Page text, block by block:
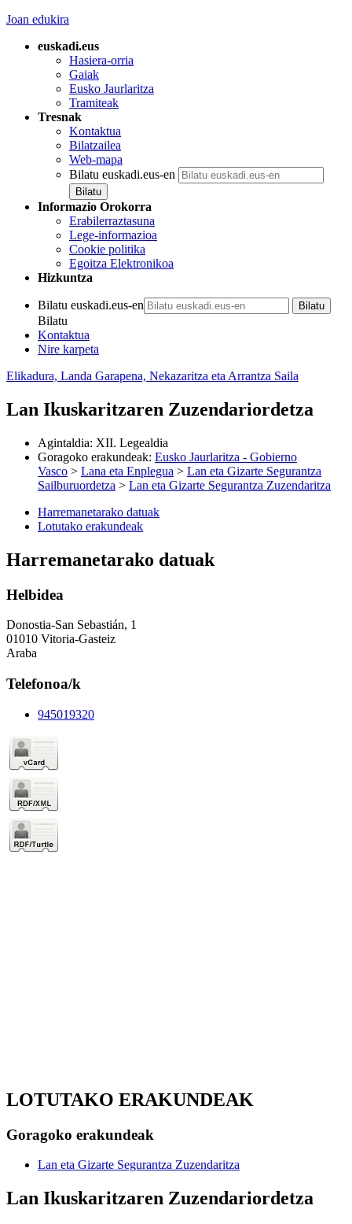
Joan edukira
euskadi.eus
Hasiera-orria
Gaiak
Eusko Jaurlaritza
Tramiteak
Tresnak
Kontaktua
Bilatzailea
Web-mapa
Bilatu euskadi.eus-en
Informazio Orokorra
Erabilerraztasuna
Lege-informazioa
Cookie politika
Egoitza Elektronikoa
Hizkuntza
Bilatu euskadi.eus-en
Bilatu
Kontaktua
Nire karpeta
Elikadura, Landa Garapena, Nekazaritza eta Arrantza Saila
Lan Ikuskaritzaren Zuzendariordetza
Agintaldia: XII. Legealdia
Goragoko erakundeak: Eusko Jaurlaritza - Gobierno
Vasco > Lana eta Enplegua > Lan eta Gizarte Segurantza
Sailburuordetza > Lan eta Gizarte Segurantza Zuzendaritza
Harremanetarako datuak
Lotutako erakundeak
Harremanetarako datuak
Helbidea
Donostia-San Sebastián, 1
01010 Vitoria-Gasteiz
Araba
Telefonoa/k
945019320
LOTUTAKO ERAKUNDEAK
Goragoko erakundeak
Lan eta Gizarte Segurantza Zuzendaritza
Lan Ikuskaritzaren Zuzendariordetza